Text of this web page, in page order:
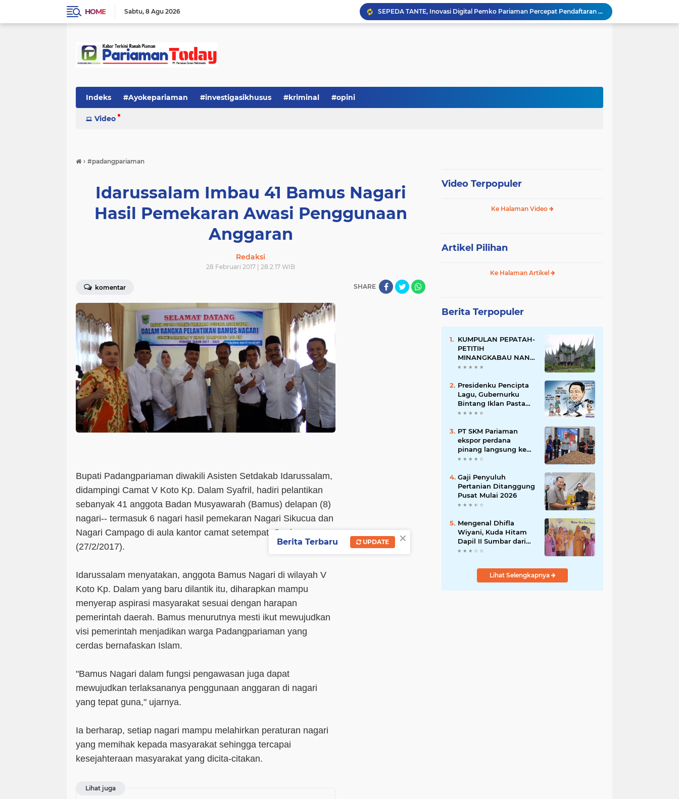
HOME Sabtu 8 Agu 2026
SEPEDA TANTE, Inovasi Digital Pemko Pariaman Percepat Pendaftaran Tanda Tangan Elektronik
Tingkatkan Mutu Pelayanan, Pemko Pariaman Gandeng RSUP Dr. M. Djamil Padang
Pemkot Pariaman Mulai Pusdiklat Paskibraka 2026, Wali Kota Tekankan Pentingnya Disiplin
Indeks #Ayokepariaman #investigasikhusus #kriminal #opini
Video
› #padangpariaman
Idarussalam Imbau 41 Bamus Nagari
Hasil Pemekaran Awasi Penggunaan
Anggaran
Redaksi
28 Februari 2017 | 28.2.17 WIB
komentar SHARE
Bupati Padangpariaman diwakili Asisten Setdakab Idarussalam,
didampingi Camat V Koto Kp. Dalam Syafril, hadiri pelantikan
sebanyak 41 anggota Badan Musyawarah (Bamus) delapan (8)
nagari-- termasuk 6 nagari hasil pemekaran Nagari Sikucua dan
Nagari Campago di aula kantor camat setempat, Senin
(27/2/2017).
Idarussalam menyatakan, anggota Bamus Nagari di wilayah V
Koto Kp. Dalam yang baru dilantik itu, diharapkan mampu
menyerap aspirasi masyarakat sesuai dengan harapan
pemerintah daerah. Bamus menurutnya mesti ikut mewujudkan
visi pemerintah menjadikan warga Padangpariaman yang
cerdas bernafaskan Islam.
"Bamus Nagari dalam fungsi pengawasan juga dapat
mewujudkan terlaksananya penggunaan anggaran di nagari
yang tepat guna," ujarnya.
Ia berharap, setiap nagari mampu melahirkan peraturan nagari
yang memihak kepada masyarakat sehingga tercapai
kesejahteraan masyarakat yang dicita-citakan.
Lihat juga
Video Terpopuler
Ke Halaman Video
Artikel Pilihan
Ke Halaman Artikel
Berita Terpopuler
KUMPULAN PEPATAH-
PETITIH
MINANGKABAU NAN
ELOK
Presidenku Pencipta
Lagu, Gubernurku
Bintang Iklan Pasta
Gigi
PT SKM Pariaman
ekspor perdana
pinang langsung ke
India
Gaji Penyuluh
Pertanian Ditanggung
Pusat Mulai 2026
Mengenal Dhifla
Wiyani, Kuda Hitam
Dapil II Sumbar dari
Golkar
Lihat Selengkapnya
×
Berita Terbaru UPDATE